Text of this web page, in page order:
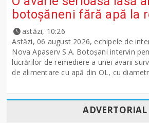
botoșăneni fără apă la
astăzi, 10:26
Astăzi, 06 august 2026, echipele de
Nova Apaserv S.A. Botoșani intervin
lucrărilor de remediere a unei avarii
de alimentare cu apă din OL, cu
ADVERTORIAL